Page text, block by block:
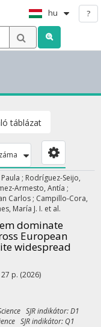
hu ?
táblázat
; Rodríguez-Seijo,
Armesto, Antía ;
Carlos ; Campillo-Cora,
María J. I. et al.
dominate
European
widespread
p. (2026)
SJR indikátor: D1
SJR indikátor: Q1